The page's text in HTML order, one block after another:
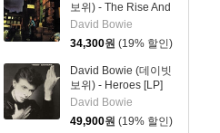
보위) - The Rise And
Fall Of Ziggy
Stardust And The
Spiders From Mars
[LP]
David Bowie
34,300원 (19% 할인)
David Bowie (데이빗
보위) - Heroes [LP]
David Bowie
49,900원 (19% 할인)